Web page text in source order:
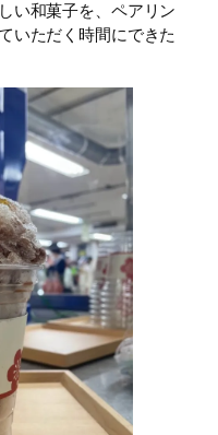
い和菓子を、ペアリン
いただく時間にできた